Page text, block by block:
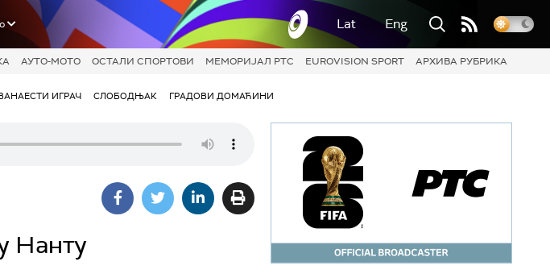
Lat Eng
АУТО-МОТО ОСТАЛИ СПОРТОВИ МЕМОРИЈАЛ РТС EUROVISION SPORT АРХИВА РУБРИКА
ИГРАЧ СЛОБОДЊАК ГРАДОВИ ДОМАЋИНИ
Нанту